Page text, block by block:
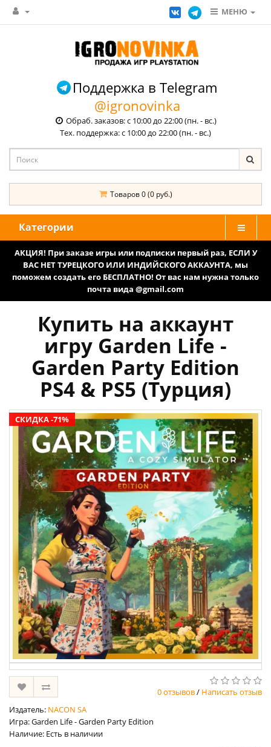
МЕНЮ
Поддержка в Telegram
@igronovinka
Обраб. заказов: с 10:00 до 22:00 (пн. - вс.)
Тех. поддержка: с 10:00 до 22:00 (пн. - вс.)
Товаров 0 (0 руб.)
Категории
АКЦИЯ! При заказе игры или подписки первый раз, ЕСЛИ У
ВАС НЕТ ТУРЕЦКОГО ИЛИ ИНДИЙСКОГО АККАУНТА, мы
поможем создать его БЕСПЛАТНО! От вас нам нужна только
почта вида @gmail.com
Купить на аккаунт
игру Garden Life -
Garden Party Edition
PS4 & PS5 (Турция)
СКИДКА -71%
0 отзывов/ Написать отзыв
Издатель: NACON SA
Игра: Garden Life - Garden Party Edition
Наличие: Есть в наличии